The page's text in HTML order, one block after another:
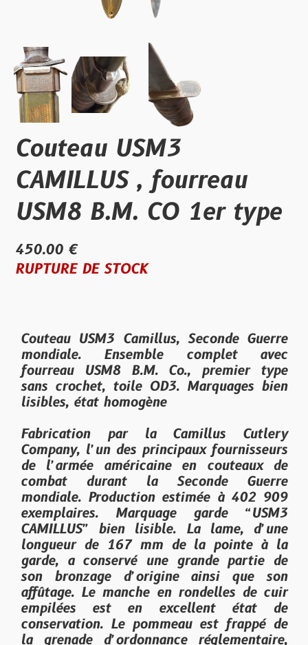
Couteau USM3
CAMILLUS , fourreau
USM8 B.M. CO 1er type
450.00 €
RUPTURE DE STOCK
Couteau USM3 Camillus, Seconde Guerre
mondiale. Ensemble complet avec
fourreau USM8 B.M. Co., premier type
sans crochet, toile OD3. Marquages bien
lisibles, état homogène
Fabrication par la Camillus Cutlery
Company, l’un des principaux fournisseurs
de l’armée américaine en couteaux de
combat durant la Seconde Guerre
mondiale. Production estimée à 402 909
exemplaires. Marquage garde “USM3
CAMILLUS” bien lisible. La lame, d’une
longueur de 167 mm de la pointe à la
garde, a conservé une grande partie de
son bronzage d’origine ainsi que son
affûtage. Le manche en rondelles de cuir
empilées est en excellent état de
conservation. Le pommeau est frappé de
la grenade d’ordonnance réglementaire,